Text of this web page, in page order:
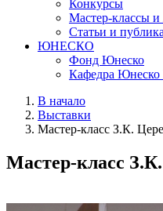
Конкурсы
Мастер-классы и
Статьи и
ЮНЕСКО
Фонд Юнеско
Кафедра
В начало
Выставки
Мастер-класс З.К.
Мастер-класс